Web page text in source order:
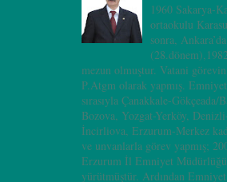
1960 Sakarya-
ortaokulu
sonra,
mezun olmuştur. Vatani
P.Atgm olarak yapmış.
sırasıyla Çanakkale-
Bozova, Yozgat-Yerköy,
İncirliova, Erzurum-Merkez
ve unvanlarla görev yapmış;
Erzurum İl Emniyet
yürütmüştür. Ardından